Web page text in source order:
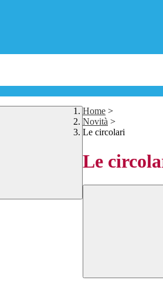
Home >
Novità >
Le circolari
Le